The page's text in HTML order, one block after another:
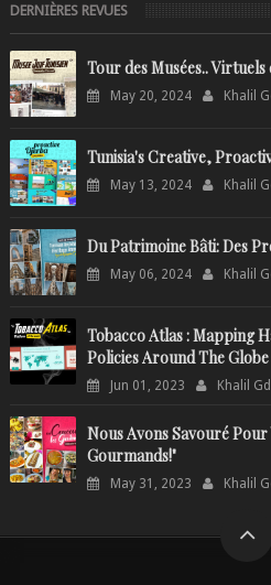
DERNIÈRES REVUES
Tour des Musées.. Virtuels
May 20, 2024 Khalil
Tunisia's Creative,
May 13, 2024 Khalil
Du Patrimoine Bâti: Des
May 06, 2024 Khalil
Tobacco Atlas : Mapping
Policies Around The Globe
Jun 01, 2023 Khalil
Nous Avons Savouré Pour
Gourmands!"
May 31, 2023 Khalil